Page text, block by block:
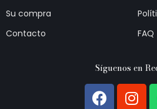
Su compra
Contacto
FAQ
Síguenos en